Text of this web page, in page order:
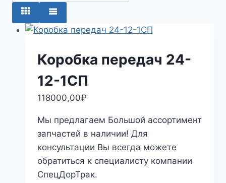
Коробка передач 24-
12-1СП
118000,00₽
Мы предлагаем Большой ассортимент
запчастей в наличии! Для
консультации Вы всегда можете
обратиться к специалисту компании
СпецДорТрак.